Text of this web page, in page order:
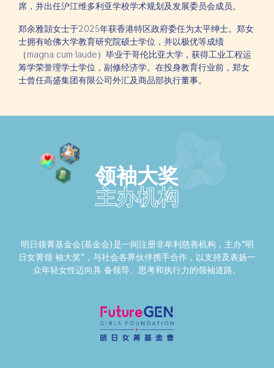
席，并出任沪江维多利亚学校学术规划及发展委员会成员。
郑余雅頴女士于2025年获香港特区政府委任为太平绅士。郑女
士拥有哈佛大学教育研究院硕士学位，并以极优等成绩
（magna cum laude）毕业于哥伦比亚大学，获得工业工程运
筹学荣誉理学士学位，副修经济学。在投身教育行业前，郑女
士曾任高盛集团有限公司外汇及商品部执行董事。
领袖大奖
主办机构
明日领菁基金会(基金会)是一间注册非牟利慈善机构，主办“明
日女菁领 袖大奖”，与社会各界伙伴携手合作，以支持及表扬一
众年轻女性迈向具 备领导、思考和执行力的领袖道路。